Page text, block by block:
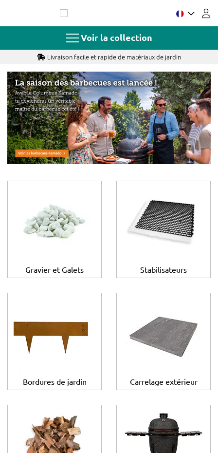
contenu
Voir la collection
Livraison facile et rapide de matériaux de jardin
Gravier et Galets Stabilisateurs
Bordures de jardin Carrelage extérieur